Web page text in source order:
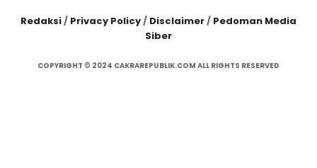
Redaksi/ Privacy Policy/ Disclaimer/ Pedoman Media
Siber
COPYRIGHT © 2024 CAKRAREPUBLIK.COM ALL RIGHTS RESERVED